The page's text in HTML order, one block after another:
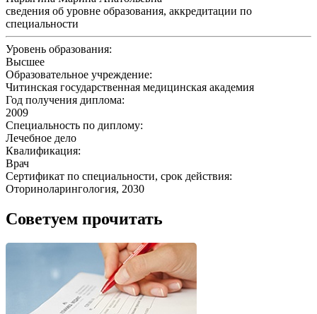
сведения об уровне образования, аккредитации по
специальности
Уровень образования:
Высшее
Образовательное учреждение:
Читинская государственная медицинская академия
Год получения диплома:
2009
Специальность по диплому:
Лечебное дело
Квалификация:
Врач
Сертификат по специальности, срок действия:
Оториноларингология, 2030
Советуем прочитать